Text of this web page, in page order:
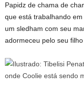
Papidz de chama de
que está trabalhando
um sledham com seu
adormeceu pelo seu